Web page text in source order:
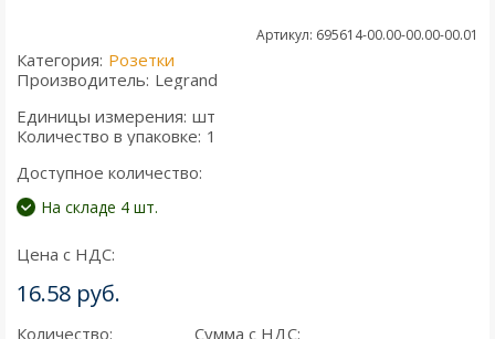
Артикул: 695614-00.00-00.00-00.01
Категория: Розетки
Производитель: Legrand
Единицы измерения: шт
Количество в упаковке: 1
Доступное количество:
На складе 4 шт.
Цена с НДС:
16.58 руб.
Количество: Сумма с НДС: